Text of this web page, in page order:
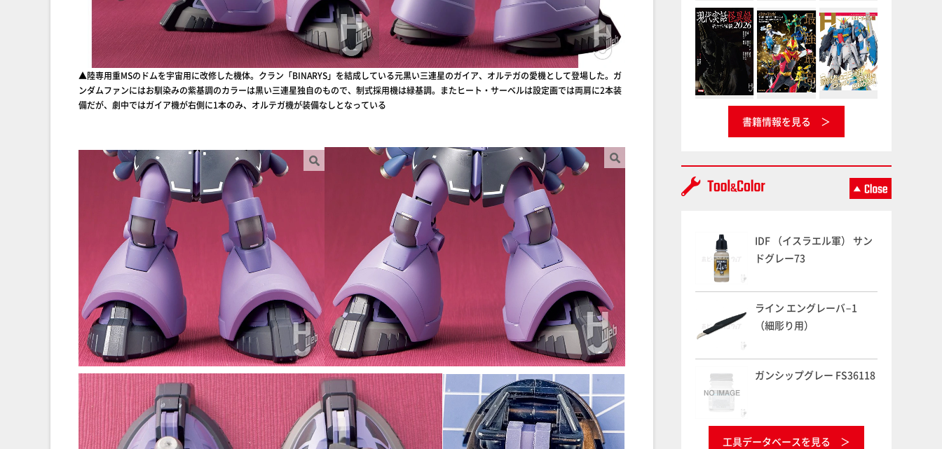
▲陸専用重MSのドムを宇宙用に改修した機体。クラン「BINARYS」を結成している元黒い三連星のガイア、オルテガの愛機として登場した。ガ
ンダムファンにはお馴染みの紫基調のカラーは黒い三連星独自のもので、制式採用機は緑基調。またヒート・サーベルは設定画では両肩に2本装
備だが、劇中ではガイア機が右側に1本のみ、オルテガ機が装備なしとなっている
書籍情報を見る
IDF （イスラエル軍） サン
ドグレー73
ライン エングレーバ−1
（細彫り用）
ガンシップグレー FS36118
工具データベースを見る